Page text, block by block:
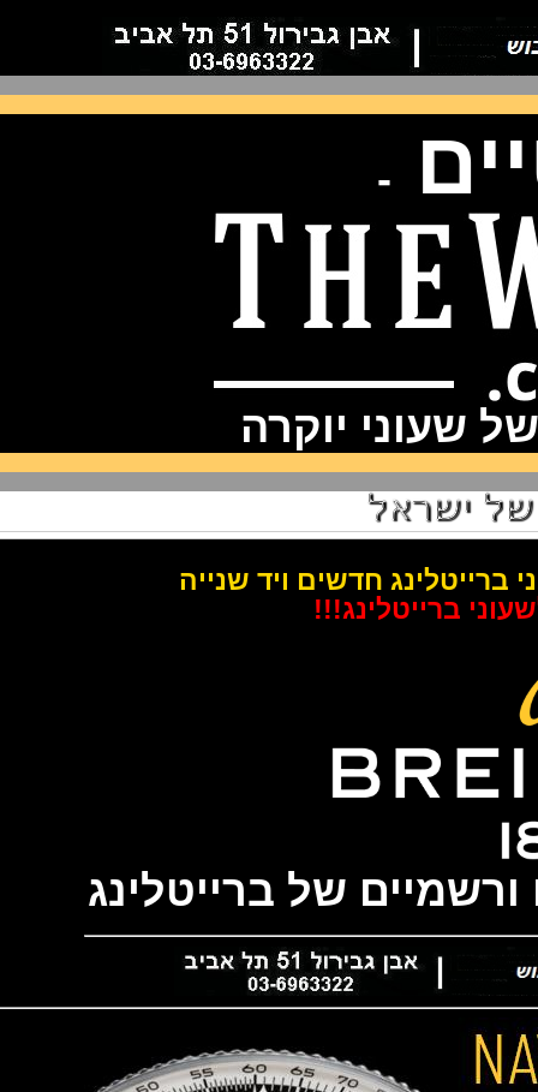
-
יוקרה
חדשים ויד שנייה
ברייטלינג!!!
של ברייטלינג